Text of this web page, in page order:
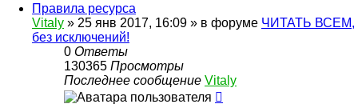
Правила ресурса
Vitaly » 25 янв 2017, 16:09 » в форуме ЧИТАТЬ ВСЕМ,
без исключений!
0 Ответы
130365 Просмотры
Последнее сообщение Vitaly